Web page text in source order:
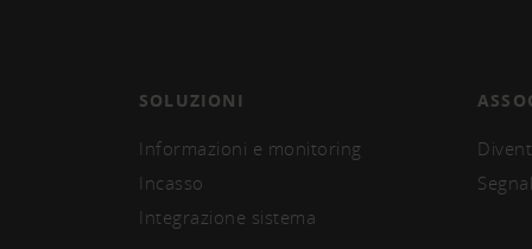
SOLUZIONI
Informazioni e monitoring
Incasso
Integrazione sistema